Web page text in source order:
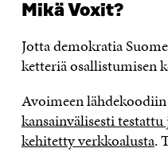
Mikä Voxit?
Jotta demokratia
ketteriä osallistumisen
Avoimeen
kansainvälisesti
kehitetty verkkoalusta.